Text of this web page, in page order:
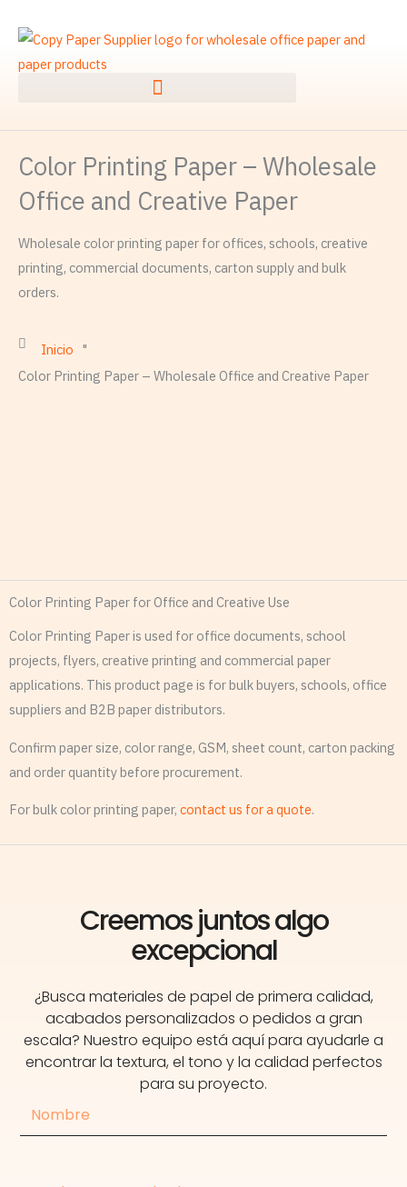
contenido
Color Printing Paper – Wholesale
Office and Creative Paper
Wholesale color printing paper for offices, schools, creative
printing, commercial documents, carton supply and bulk
orders.
Inicio "
Color Printing Paper – Wholesale Office and Creative Paper
Color Printing Paper for Office and Creative Use
Color Printing Paper is used for office documents, school
projects, flyers, creative printing and commercial paper
applications. This product page is for bulk buyers, schools, office
suppliers and B2B paper distributors.
Confirm paper size, color range, GSM, sheet count, carton packing
and order quantity before procurement.
For bulk color printing paper, contact us for a quote.
Creemos juntos algo
excepcional
¿Busca materiales de papel de primera calidad,
acabados personalizados o pedidos a gran
escala? Nuestro equipo está aquí para ayudarle a
encontrar la textura, el tono y la calidad perfectos
para su proyecto.